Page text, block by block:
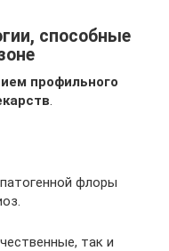
способные
профильного
.
флоры
так и